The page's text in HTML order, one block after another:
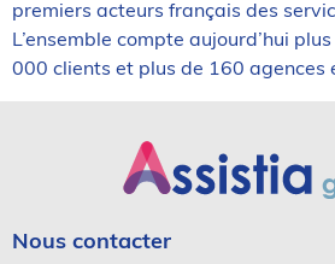
premiers acteurs français des
L’ensemble compte aujourd’hui
000 clients et plus de 160 agences
Nous contacter